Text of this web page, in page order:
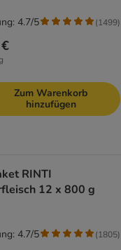
4.7/5 (1499)
Zum Warenkorb
hinzufügen
RINTI
12 x 800 g
4.7/5 (1805)